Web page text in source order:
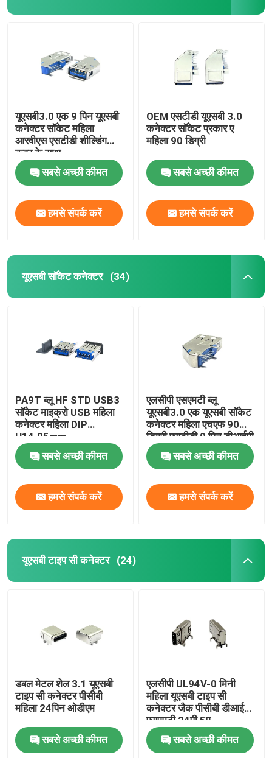
यूएसबी3.0 एक 9 पिन यूएसबी
कनेक्टर सॉकेट महिला
आरवीएस एसटीडी शील्डिंग
कवर के साथ
सबसे अच्छी कीमत
हमसे संपर्क करें
OEM एसटीडी यूएसबी 3.0
कनेक्टर सॉकेट प्रकार ए
महिला 90 डिग्री
सबसे अच्छी कीमत
हमसे संपर्क करें
यूएसबी सॉकेट कनेक्टर (34)
PA9T ब्लू HF STD USB3
सॉकेट माइक्रो USB महिला
कनेक्टर महिला DIP
H14.95mm
सबसे अच्छी कीमत
हमसे संपर्क करें
एलसीपी एसएमटी ब्लू
यूएसबी3.0 एक यूएसबी सॉकेट
कनेक्टर महिला एचएफ 90
डिग्री एसटीडी 9 पिन डीआईपी
सबसे अच्छी कीमत
हमसे संपर्क करें
यूएसबी टाइप सी कनेक्टर (24)
डबल मेटल शेल 3.1 यूएसबी
टाइप सी कनेक्टर पीसीबी
महिला 24पिन ओडीएम
सबसे अच्छी कीमत
एलसीपी UL94V-0 मिनी
महिला यूएसबी टाइप सी
कनेक्टर जैक पीसीबी डीआईपी
एसएमटी 24पी 5ए
सबसे अच्छी कीमत